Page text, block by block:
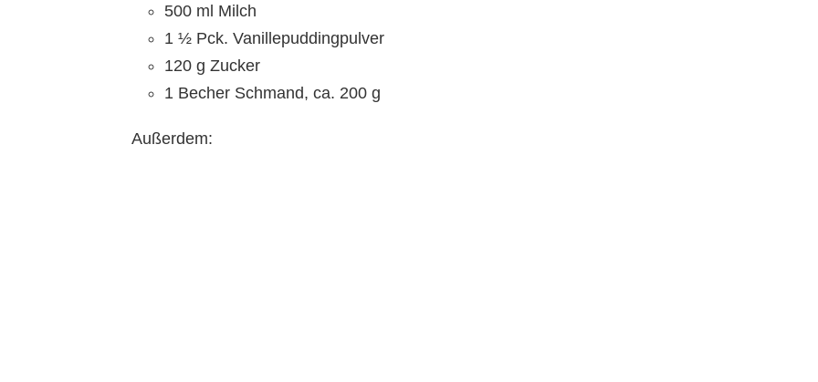
500 ml Milch
1 ½ Pck. Vanillepuddingpulver
120 g Zucker
1 Becher Schmand, ca. 200 g
Außerdem: